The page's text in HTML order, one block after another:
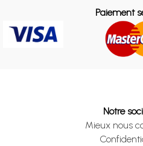
Paiement
Notre
Mieux nous